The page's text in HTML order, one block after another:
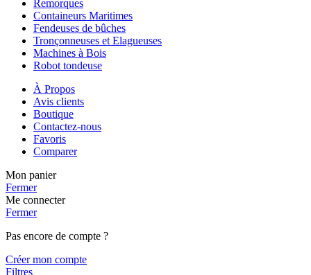
Remorques
Containeurs Maritimes
Fendeuses de bûches
Tronçonneuses et Elagueuses
Machines à Bois
Robot tondeuse
À Propos
Avis clients
Boutique
Contactez-nous
Favoris
Comparer
Mon panier
Fermer
Me connecter
Fermer
Pas encore de compte ?
Créer mon compte
Filtres